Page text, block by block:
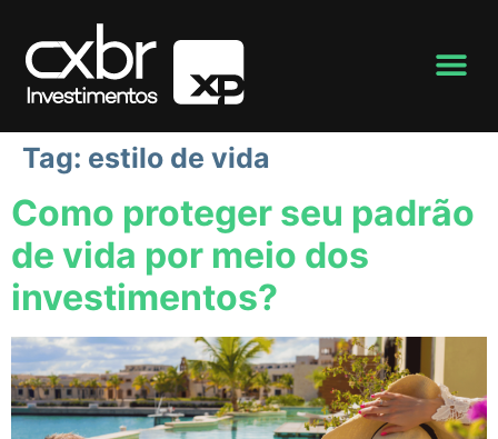
Tag: estilo de vida
Como proteger seu padrão
de vida por meio dos
investimentos?